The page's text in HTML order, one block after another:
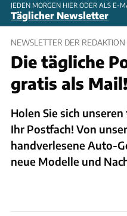
JEDEN MORGEN HIER ODER ALS E-
Täglicher Newsletter
NEWSLETTER DER REDAKTION
Die tägliche
gratis als Mail!
Holen Sie sich
Ihr Postfach! Von
handverlesene Auto-
neue Modelle und